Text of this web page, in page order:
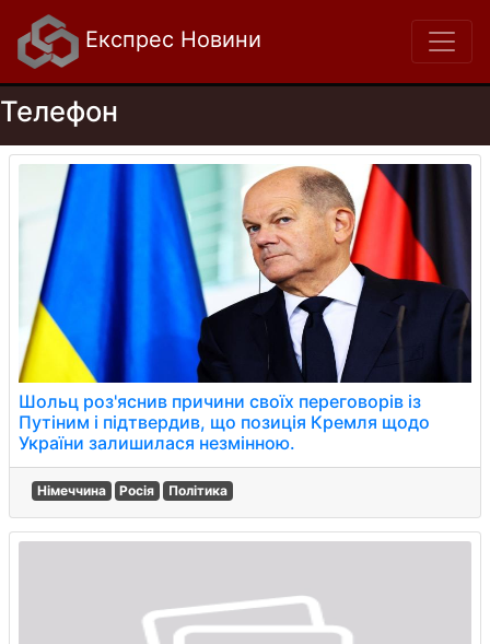
Експрес Новини
Телефон
Шольц роз'яснив причини своїх переговорів із
Путіним і підтвердив, що позиція Кремля щодо
України залишилася незмінною.
Німеччина Росія Політика